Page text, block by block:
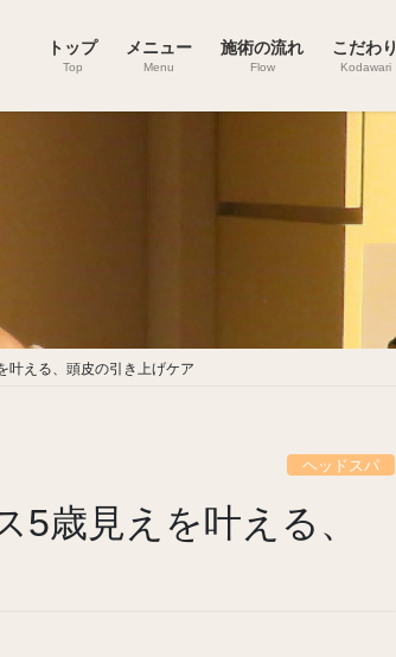
トップ
Top
メニュー
Menu
施術の流れ
Flow
こだわり
Kodawari
叶える、頭皮の引き上げケア
ヘッドスパ
5歳見えを叶える、